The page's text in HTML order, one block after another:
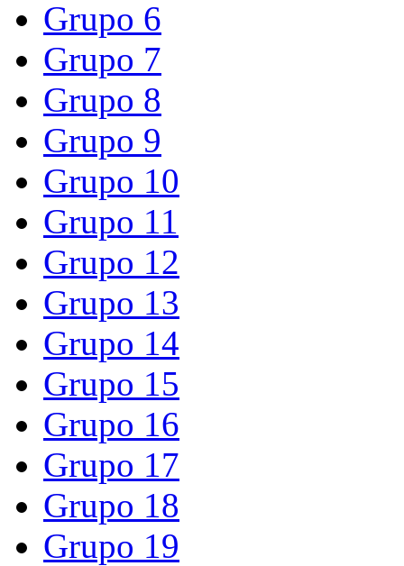
Grupo 6
Grupo 7
Grupo 8
Grupo 9
Grupo 10
Grupo 11
Grupo 12
Grupo 13
Grupo 14
Grupo 15
Grupo 16
Grupo 17
Grupo 18
Grupo 19